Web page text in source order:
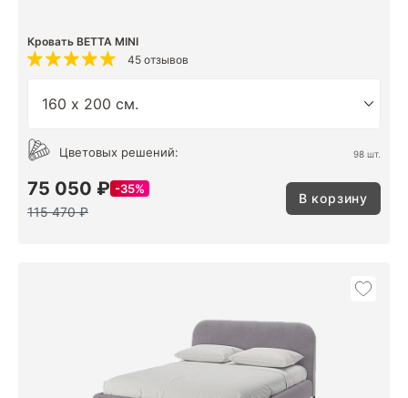
Кровать BETTA MINI
45 отзывов
Цветовых решений: 98 шт.
75 050 ₽ 35%
115 470 ₽
В корзину